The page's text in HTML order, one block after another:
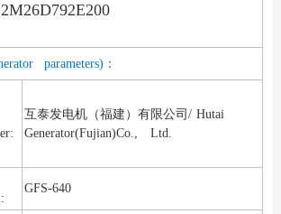
parameters)：
互泰发电机（福建）有限公司/ Hutai
Generator(Fujian)Co., Ltd.
GFS-640